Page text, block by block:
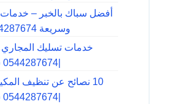
أفضل سباك بالخبر –
وسريعة 0544287674
خدمات تسليك المجاري
10 نصائح عن تنظيف